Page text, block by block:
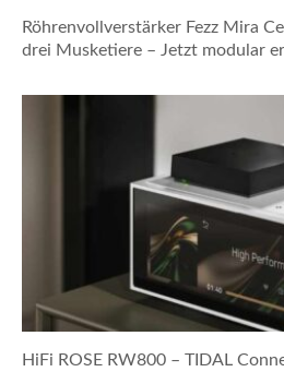
Röhrenvollverstärker Fezz Mira
drei Musketiere – Jetzt modular
HiFi ROSE RW800 – TIDAL